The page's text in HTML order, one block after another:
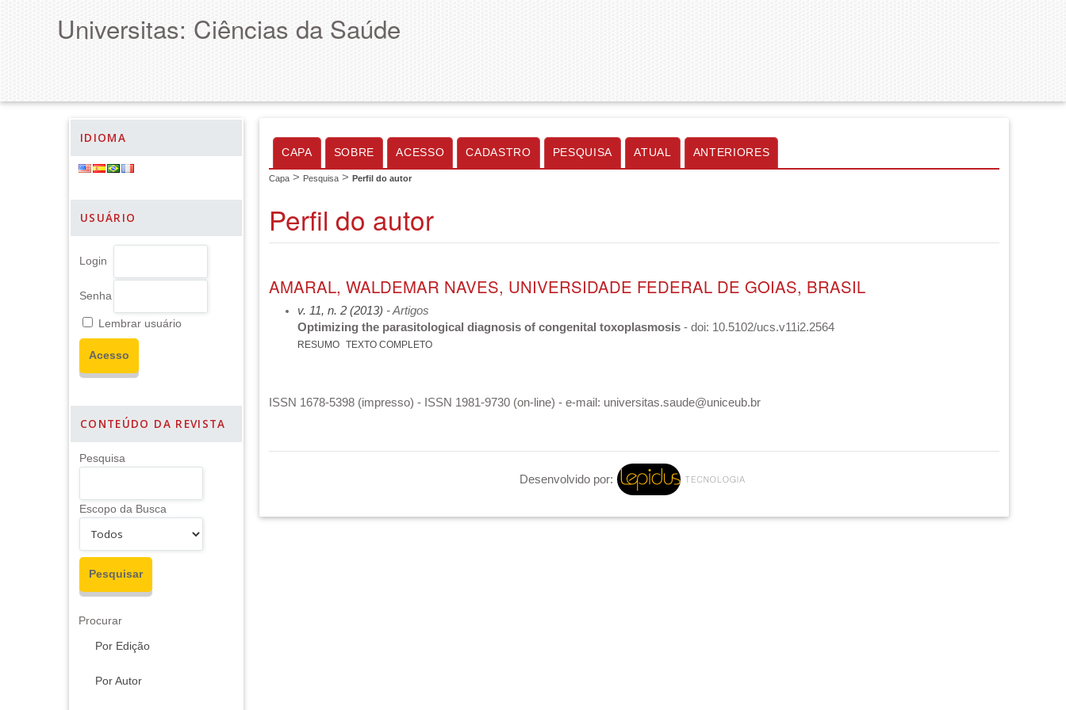
Universitas: Ciências da Saúde
IDIOMA
USUÁRIO
Login
Senha
Lembrar usuário
CONTEÚDO DA REVISTA
Pesquisa
Escopo da Busca
Procurar
Por Edição
Por Autor
CAPA SOBRE ACESSO CADASTRO PESQUISA ATUAL ANTERIORES
Capa > Pesquisa > Perfil do autor
Perfil do autor
AMARAL, WALDEMAR NAVES, UNIVERSIDADE FEDERAL DE GOIAS, BRASIL
v. 11, n. 2 (2013) - Artigos
Optimizing the parasitological diagnosis of congenital toxoplasmosis - doi: 10.5102/ucs.v11i2.2564
RESUMO TEXTO COMPLETO
ISSN 1678-5398 (impresso) - ISSN 1981-9730 (on-line) - e-mail: universitas.saude@uniceub.br
Desenvolvido por: